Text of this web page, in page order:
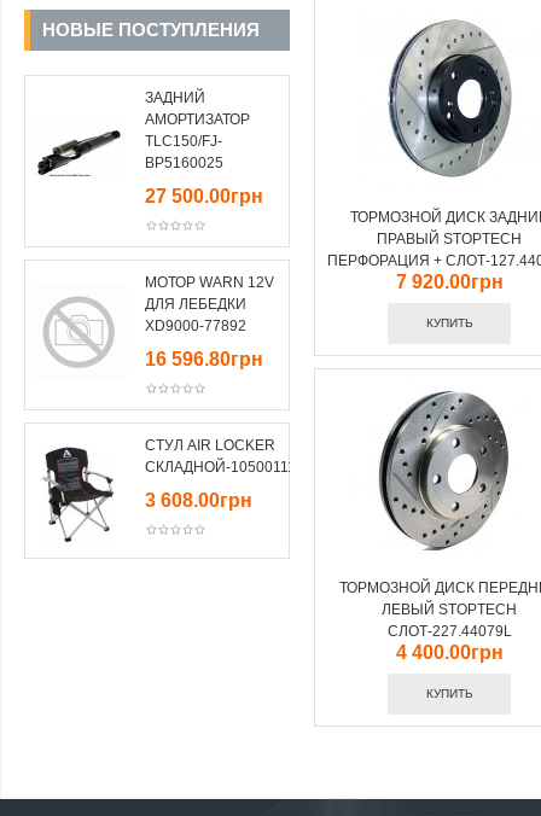
НОВЫЕ ПОСТУПЛЕНИЯ
ЗАДНИЙ
АМОРТИЗАТОР
TLC150/FJ-
BP5160025
27 500.00грн
МОТОР WARN 12V
ДЛЯ ЛЕБЕДКИ
XD9000-77892
16 596.80грн
СТУЛ AIR LOCKER
СКЛАДНОЙ-10500111
3 608.00грн
ТОРМОЗНОЙ ДИСК
ПРАВЫЙ STOPTECH
ПЕРФОРАЦИЯ + СЛОТ-
7 920.00грн
ТОРМОЗНОЙ ДИСК
ЛЕВЫЙ STOPTECH
СЛОТ-227.44079L
4 400.00грн